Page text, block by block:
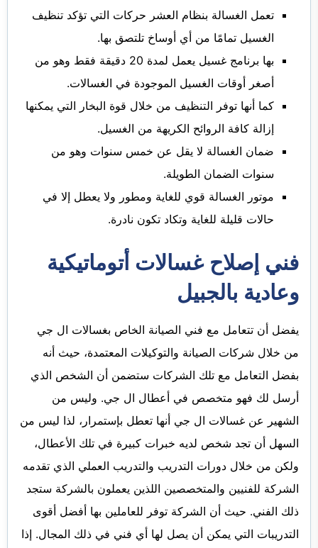
تعمل الغسالة بنظام العشر حركات التي تؤكد تنظيف
الغسيل تمامًا من أي أوساخ تلتصق بها.
بها برنامج غسيل يعمل لمدة 20 دقيقة فقط وهو من
أصغر أوقات الغسيل الموجودة في الغسالات.
كما أنها توفر التنظيف من خلال قوة البخار التي يمكنها
إزالة كافة الروائح الكريهة من الغسيل.
ضمان الغسالة لا يقل عن خمس سنوات وهو من
سنوات الضمان الطويلة.
موتور الغسالة قوي للغاية ومطور ولا يعطل إلا في
حالات قليلة للغاية وتكاد تكون نادرة.
فني إصلاح غسالات أتوماتيكية
وعادية بالجبيل
يفضل أن تتعامل مع فني الصيانة الخاص بغسالات ال جي
من خلال شركات الصيانة والتوكيلات المعتمدة، حيث أنه
بفضل التعامل مع تلك الشركات ستضمن أن الشخص الذي
أرسل لك فهو متخصص في أعطال ال جي. وليس من
الشهير عن غسالات ال جي أنها تعطل بإستمرار، لذا ليس من
السهل أن تجد شخص لديه خبرات كبيرة في تلك الأعطال،
ولكن من خلال دورات التدريب والتدريب العملي الذي تقدمه
الشركة للفنيين والمتخصصين اللذين يعملون بالشركة ستجد
ذلك الفني. حيث أن الشركة توفر للعاملين بها أفضل أقوى
التدريبات التي يمكن أن يصل لها أي فني في ذلك المجال. إذا